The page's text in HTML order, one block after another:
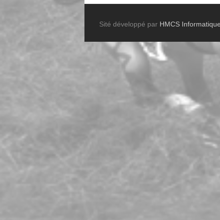
Sité développé par HMCS